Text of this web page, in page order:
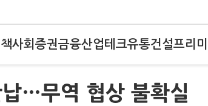
사회 증권금융산업테크유통건설프리
…무역 협상 불확실